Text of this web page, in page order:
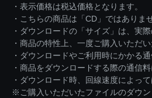
・表示価格は税込価格となります。
・こちらの商品は「CD」ではあり
・ダウンロードの「サイズ」は、実
・商品の特性上、一度ご購入いただ
・ダウンロードやご利用時にかかる
・商品をダウンロードする際の通信
・ダウンロード時、回線速度によっ
※ご購入いただいたファイルのダウ